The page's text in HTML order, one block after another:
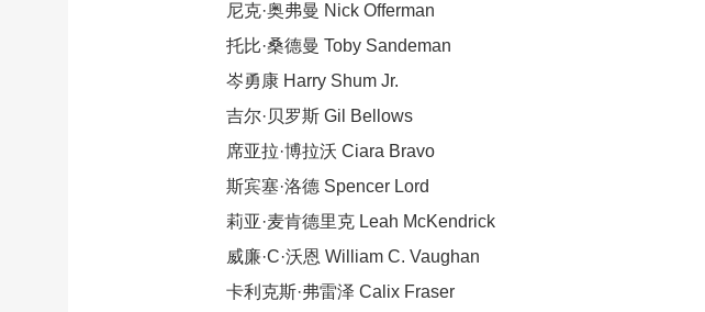
尼克·奥弗曼 Nick Offerman
托比·桑德曼 Toby Sandeman
岑勇康 Harry Shum Jr.
吉尔·贝罗斯 Gil Bellows
席亚拉·博拉沃 Ciara Bravo
斯宾塞·洛德 Spencer Lord
莉亚·麦肯德里克 Leah McKendrick
威廉·C·沃恩 William C. Vaughan
卡利克斯·弗雷泽 Calix Fraser